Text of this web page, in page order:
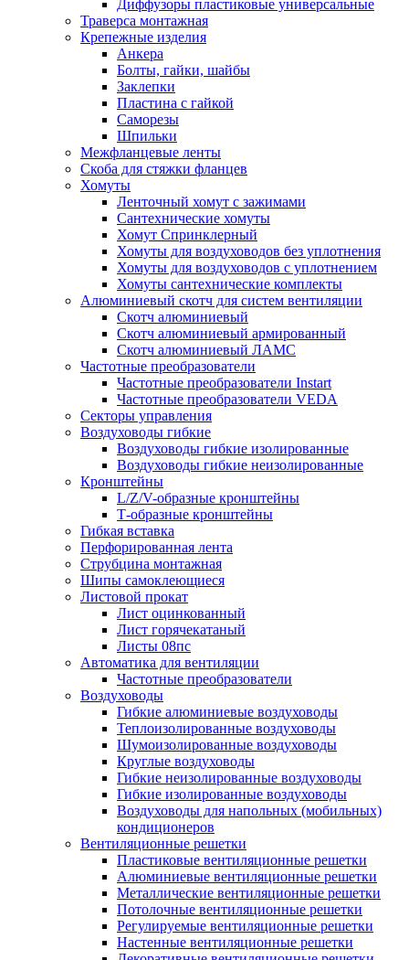
Диффузоры пластиковые универсальные
Траверса монтажная
Крепежные изделия
Анкера
Болты, гайки, шайбы
Заклепки
Пластина с гайкой
Саморезы
Шпильки
Межфланцевые ленты
Скоба для стяжки фланцев
Хомуты
Ленточный хомут с зажимами
Сантехнические хомуты
Хомут Спринклерный
Хомуты для воздуховодов без уплотнения
Хомуты для воздуховодов с уплотнением
Хомуты сантехнические комплекты
Алюминиевый скотч для систем вентиляции
Скотч алюминиевый
Скотч алюминиевый армированный
Скотч алюминиевый ЛАМС
Частотные преобразователи
Частотные преобразователи Instart
Частотные преобразователи VEDA
Секторы управления
Воздуховоды гибкие
Воздуховоды гибкие изолированные
Воздуховоды гибкие неизолированные
Кронштейны
L/Z/V-образные кронштейны
Т-образные кронштейны
Гибкая вставка
Перфорированная лента
Струбцина монтажная
Шипы самоклеющиеся
Листовой прокат
Лист оцинкованный
Лист горячекатаный
Листы 08пс
Автоматика для вентиляции
Частотные преобразователи
Воздуховоды
Гибкие алюминиевые воздуховоды
Теплоизолированные воздуховоды
Шумоизолированные воздуховоды
Круглые воздуховоды
Гибкие неизолированные воздуховоды
Гибкие изолированные воздуховоды
Воздуховоды для напольных (мобильных)
кондиционеров
Вентиляционные решетки
Пластиковые вентиляционные решетки
Алюминиевые вентиляционные решетки
Металлические вентиляционные решетки
Потолочные вентиляционные решетки
Регулируемые вентиляционные решетки
Настенные вентиляционные решетки